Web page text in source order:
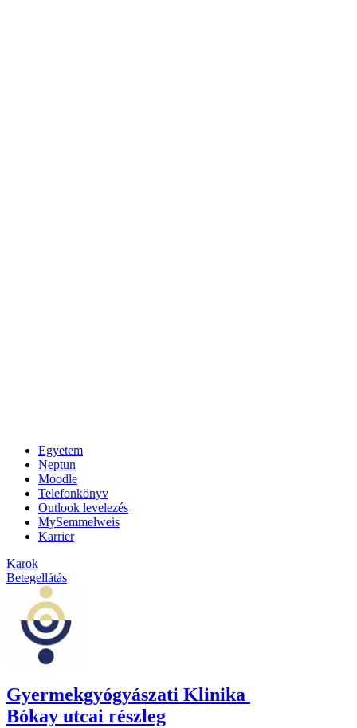
Egyetem
Neptun
Moodle
Telefonkönyv
Outlook levelezés
MySemmelweis
Karrier
Karok
Betegellátás
Gyermekgyógyászati Klinika
Bókay utcai részleg